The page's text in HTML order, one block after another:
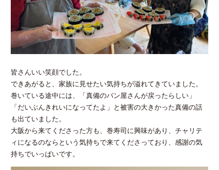
皆さんいい笑顔でした。
できあがると、家族に見せたい気持ちが溢れてきていました。
巻いている途中には、「真備のパン屋さんが戻ったらしい」
「だいぶんきれいになってたよ」と被害の大きかった真備の話
も出ていました。
大阪から来てくださった方も、巻寿司に興味があり、チャリテ
ィになるのならという気持ちで来てくださっており、感謝の気
持ちでいっぱいです。